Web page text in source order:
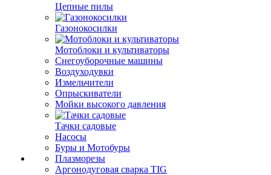
Цепные пилы
Газонокосилки
Мотоблоки и культиваторы
Снегоуборочные машины
Воздуходувки
Измельчители
Опрыскиватели
Мойки высокого давления
Тачки садовые
Насосы
Буры и Мотобуры
Плазморезы
Аргонодуговая сварка TIG